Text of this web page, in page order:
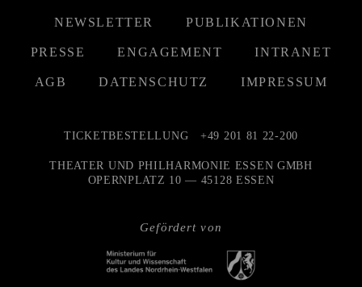
NEWSLETTER PUBLIKATIONEN
PRESSE ENGAGEMENT INTRANET
AGB DATENSCHUTZ IMPRESSUM
Gefördert von
TICKETBESTELLUNG +49 201 81 22-200
THEATER UND PHILHARMONIE ESSEN GMBH
OPERNPLATZ 10 — 45128 ESSEN